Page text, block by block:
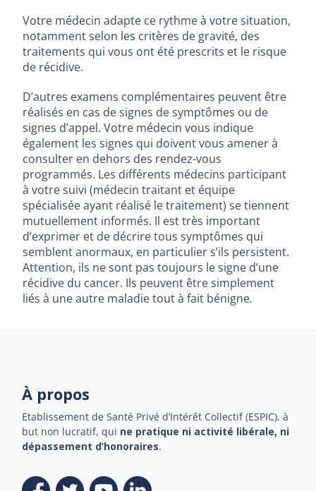
Votre médecin adapte ce rythme à votre situation,
notamment selon les critères de gravité, des
traitements qui vous ont été prescrits et le risque
de récidive.
D’autres examens complémentaires peuvent être
réalisés en cas de signes de symptômes ou de
signes d’appel. Votre médecin vous indique
également les signes qui doivent vous amener à
consulter en dehors des rendez-vous
programmés. Les différents médecins participant
à votre suivi (médecin traitant et équipe
spécialisée ayant réalisé le traitement) se tiennent
mutuellement informés. Il est très important
d’exprimer et de décrire tous symptômes qui
semblent anormaux, en particulier s’ils persistent.
Attention, ils ne sont pas toujours le signe d’une
récidive du cancer. Ils peuvent être simplement
liés à une autre maladie tout à fait bénigne.
À propos
Etablissement de Santé Privé d’Intérêt Collectif (ESPIC), à
but non lucratif, qui ne pratique ni activité libérale, ni
dépassement d’honoraires.